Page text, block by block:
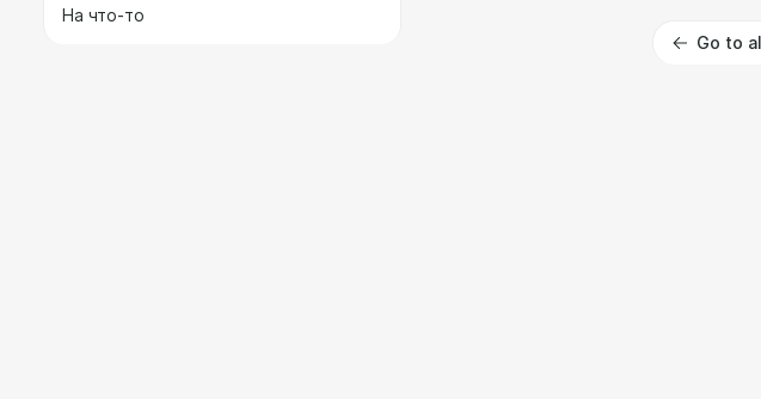
На что-то
Go to